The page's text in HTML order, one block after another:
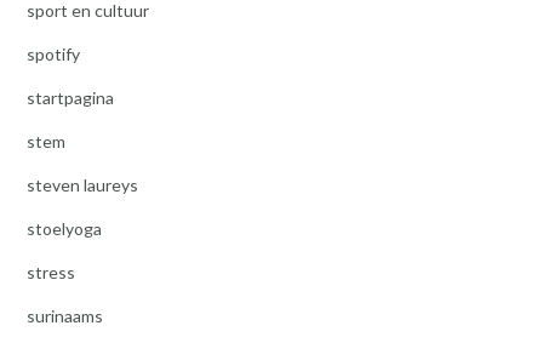
sport en cultuur
spotify
startpagina
stem
steven laureys
stoelyoga
stress
surinaams